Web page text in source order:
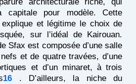
capitale pour modèle. Cette
et légitime le choix de
sur l’idéal de Kairouan.
Sfax est composée d’une salle
et de quatre travées, d’une
et d’un minaret, à trois
16 . D’ailleurs, la niche du